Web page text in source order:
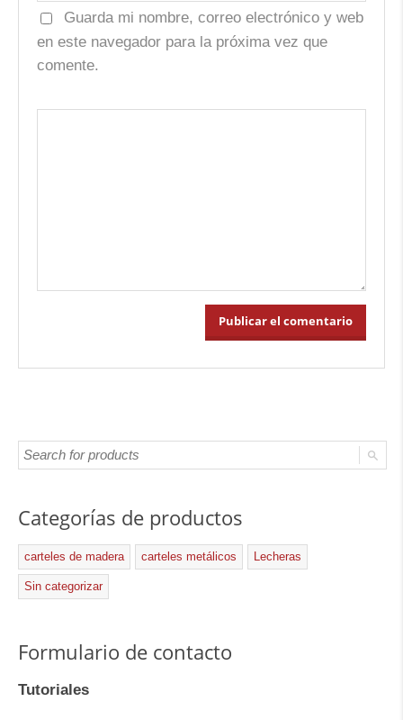
Guarda mi nombre, correo electrónico y web
en este navegador para la próxima vez que
comente.
Categorías de productos
carteles de madera carteles metálicos Lecheras
Sin categorizar
Formulario de contacto
Tutoriales